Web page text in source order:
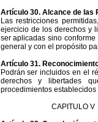
Artículo 30. Alcance de las
Las restricciones
ejercicio de los derechos y
ser aplicadas sino
general y con el propósito
Artículo 31.
Podrán ser incluidos en el
derechos y libertades
procedimientos
CAPITULO V